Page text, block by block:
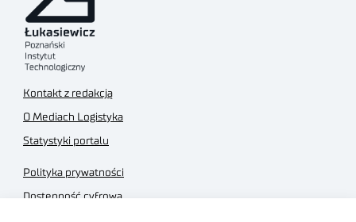
Kontakt z redakcją
O Mediach Logistyka
Statystyki portalu
Polityka prywatności
Dostępność cyfrowa